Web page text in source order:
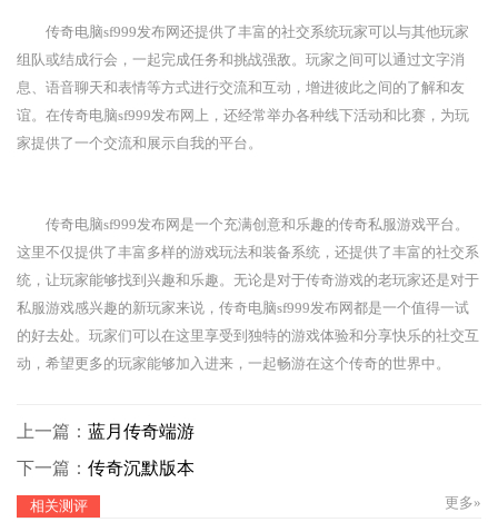
传奇电脑sf999发布网还提供了丰富的社交系统玩家可以与其他玩家
组队或结成行会，一起完成任务和挑战强敌。玩家之间可以通过文字消
息、语音聊天和表情等方式进行交流和互动，增进彼此之间的了解和友
谊。在传奇电脑sf999发布网上，还经常举办各种线下活动和比赛，为玩
家提供了一个交流和展示自我的平台。
传奇电脑sf999发布网是一个充满创意和乐趣的传奇私服游戏平台。
这里不仅提供了丰富多样的游戏玩法和装备系统，还提供了丰富的社交系
统，让玩家能够找到兴趣和乐趣。无论是对于传奇游戏的老玩家还是对于
私服游戏感兴趣的新玩家来说，传奇电脑sf999发布网都是一个值得一试
的好去处。玩家们可以在这里享受到独特的游戏体验和分享快乐的社交互
动，希望更多的玩家能够加入进来，一起畅游在这个传奇的世界中。
上一篇： 蓝月传奇端游
下一篇： 传奇沉默版本
相关测评 更多»